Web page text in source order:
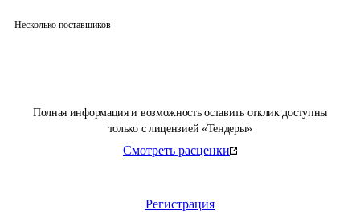
Полная информация и возможность оставить отклик доступны
только с лицензией «Тендеры»
Смотреть расценки
Регистрация
Несколько поставщиков